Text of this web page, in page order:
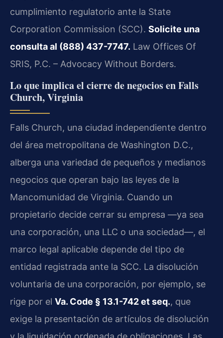
cumplimiento regulatorio ante la State
Corporation Commission (SCC). Solicite una
consulta al (888) 437-7747. Law Offices Of
SRIS, P.C. – Advocacy Without Borders.
Lo que implica el cierre de negocios en Falls
Church, Virginia
Falls Church, una ciudad independiente dentro
del área metropolitana de Washington D.C.,
alberga una variedad de pequeños y medianos
negocios que operan bajo las leyes de la
Mancomunidad de Virginia. Cuando un
propietario decide cerrar su empresa —ya sea
una corporación, una LLC o una sociedad—, el
marco legal aplicable depende del tipo de
entidad registrada ante la SCC. La disolución
voluntaria de una corporación, por ejemplo, se
rige por el Va. Code § 13.1-742 et seq., que
exige la presentación de artículos de disolución